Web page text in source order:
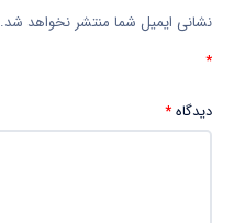
نشانی ایمیل شما منتشر نخواهد شد.
*
دیدگاه*